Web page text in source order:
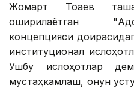
Жомарт Тоқаев
оширилаётган
концепцияси
институционал
Ушбу ислоҳотлар
мустаҳкамлаш, қонун